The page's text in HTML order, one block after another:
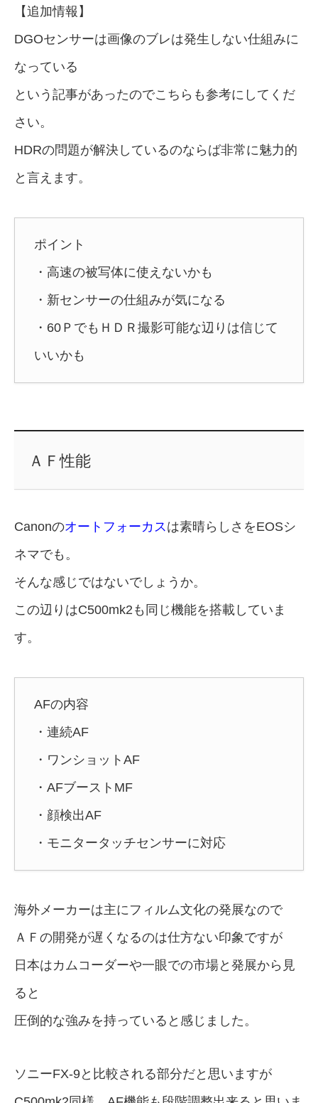
【追加情報】
DGOセンサーは画像のブレは発生しない仕組みに
なっている
という記事があったのでこちらも参考にしてくだ
さい。
HDRの問題が解決しているのならば非常に魅力的
と言えます。
ポイント
・高速の被写体に使えないかも
・新センサーの仕組みが気になる
・60ＰでもＨＤＲ撮影可能な辺りは信じて
いいかも
ＡＦ性能
Canonのオートフォーカス は素晴らしさをEOSシ
ネマでも。
そんな感じではないでしょうか。
この辺りはC500mk2も同じ機能を搭載していま
す。
AFの内容
・連続AF
・ワンショットAF
・AFブーストMF
・顔検出AF
・モニタータッチセンサーに対応
海外メーカーは主にフィルム文化の発展なので
ＡＦの開発が遅くなるのは仕方ない印象ですが
日本はカムコーダーや一眼での市場と発展から見
ると
圧倒的な強みを持っていると感じました。
ソニーFX-9と比較される部分だと思いますが